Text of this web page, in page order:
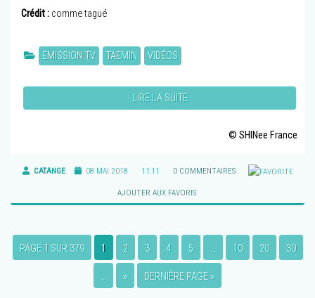
Crédit : comme tagué
EMISSION TV TAEMIN VIDÉOS
LIRE LA SUITE
© SHINee France
CATANGE 08 MAI 2018 11:11 0 COMMENTAIRES
AJOUTER AUX FAVORIS
PAGE 1 SUR 379 1 2 3 4 5 … 10 20 30
… » DERNIÈRE PAGE »